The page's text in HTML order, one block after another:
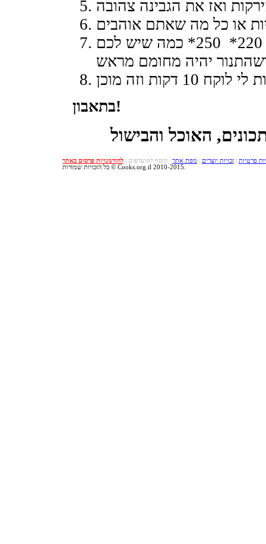
אופים את הפיצה בחום הכי גבוהה! 220* 250* כמה שיש לכם
בתאבון!
פרטיות זכויות יוצרים מפת אתר הוסף למועדפים
להזדמנויות פרסום באתר
כל הזכויות שמורות © Cooks.org.il 2010-2015.